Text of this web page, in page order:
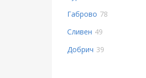
Габрово 78
Сливен 49
Добрич 39